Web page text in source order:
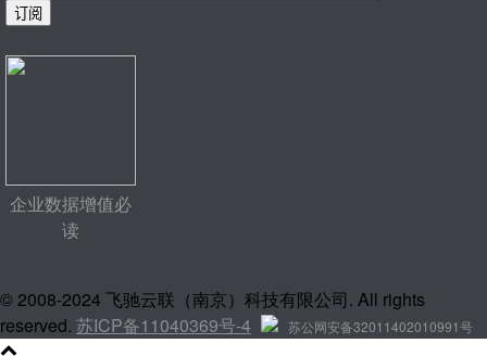
企业数据增值必
读
© 2008-2024 飞驰云联（南京）科技有限公司. All rights
reserved. 苏ICP备11040369号-4 苏公网安备32011402010991号